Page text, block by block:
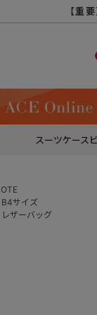
【重
【
【重
【重要
スーツケース
B4サイズ
レザーバッグ